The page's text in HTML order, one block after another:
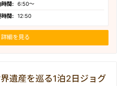
時間: 6:50〜
時間: 12:50
詳細を見る
界遺産を巡る1泊2日ジョグ